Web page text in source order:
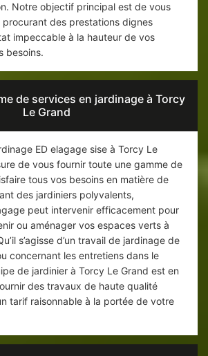
Notre objectif principal est de vous
procurant des prestations dignes
impeccable à la hauteur de vos
besoins.
de services en jardinage à Torcy
Le Grand
ED elagage sise à Torcy Le
de vous fournir toute une gamme de
tous vos besoins en matière de
des jardiniers polyvalents,
peut intervenir efficacement pour
ou aménager vos espaces verts à
s’agisse d’un travail de jardinage de
concernant les entretiens dans le
de jardinier à Torcy Le Grand est en
des travaux de haute qualité
tarif raisonnable à la portée de votre